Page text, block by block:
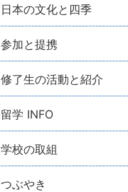
日本の文化と四季
参加と提携
修了生の活動と紹介
留学 INFO
学校の取組
つぶやき